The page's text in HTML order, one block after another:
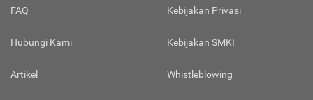
FAQ
Hubungi Kami
Artikel
Kebijakan Privasi
Kebijakan SMKI
Whistleblowing